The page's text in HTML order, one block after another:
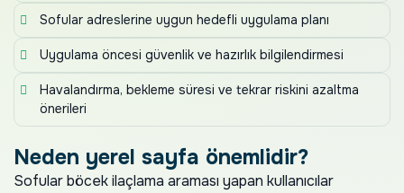
Sofular adreslerine uygun hedefli uygulama planı
Uygulama öncesi güvenlik ve hazırlık bilgilendirmesi
Havalandırma, bekleme süresi ve tekrar riskini azaltma
önerileri
Neden yerel sayfa önemlidir?
Sofular böcek ilaçlama araması yapan kullanıcılar